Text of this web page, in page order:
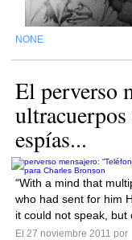
NONE
El perverso
espías...
“With a mind that
who had sent for him
it could not speak, but
El 27 noviembre 2011 por